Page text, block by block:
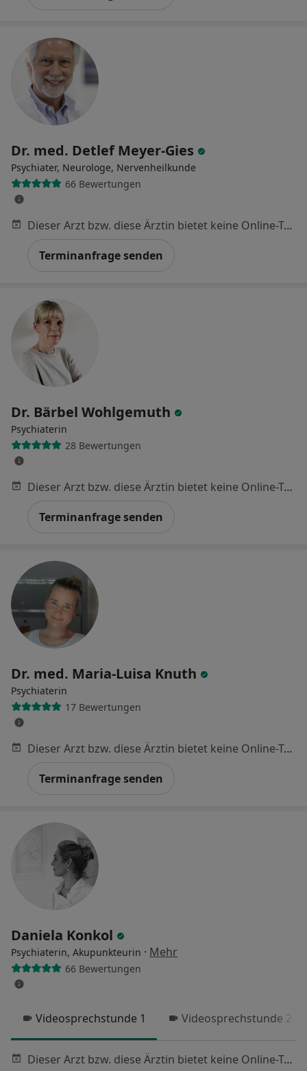
Dr. med. Detlef Meyer-Gies
Psychiater, Neurologe, Nervenheilkunde
66 Bewertungen
Dieser Arzt bzw. diese Ärztin bietet keine Online-Terminbuchung an diesem Standort an.
Terminanfrage senden
Dr. Bärbel Wohlgemuth
Psychiaterin
28 Bewertungen
Dieser Arzt bzw. diese Ärztin bietet keine Online-Terminbuchung an diesem Standort an.
Terminanfrage senden
Dr. med. Maria-Luisa Knuth
Psychiaterin
17 Bewertungen
Dieser Arzt bzw. diese Ärztin bietet keine Online-Terminbuchung an diesem Standort an.
Terminanfrage senden
Daniela Konkol
Psychiaterin, Akupunkteurin · Mehr
66 Bewertungen
Videosprechstunde 1 Videosprechstunde 2
Dieser Arzt bzw. diese Ärztin bietet keine Online-Terminbuchung an diesem Standort an.